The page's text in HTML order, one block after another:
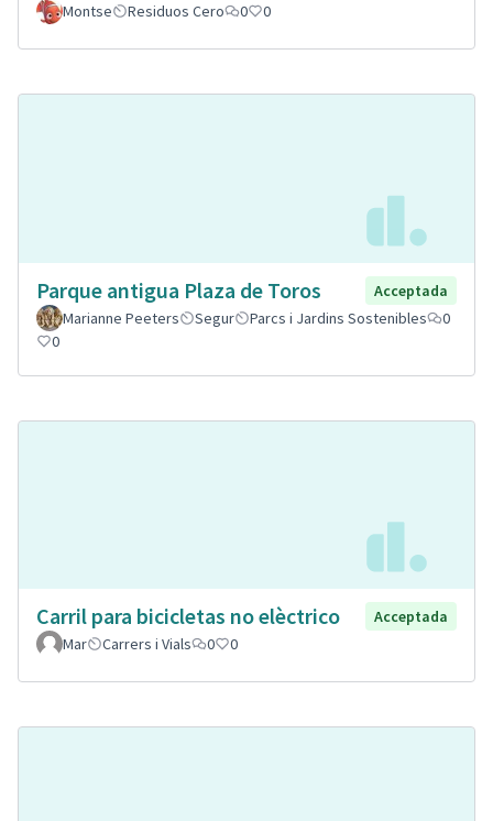
Montse Residuos Cero 0 0
Parque antigua Plaza de Toros
Acceptada
Marianne Peeters
Segur Parcs i Jardins Sostenibles
0
0
Carril para bicicletas no elèctrico
Acceptada
Mar
Carrers i Vials 0 0